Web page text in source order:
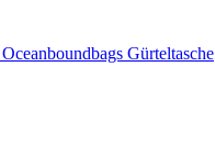
Gürteltasche